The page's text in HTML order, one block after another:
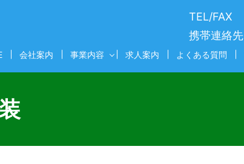
TEL/FAX
携帯連絡先
会社案内 事業内容 求人案内 よくある質問